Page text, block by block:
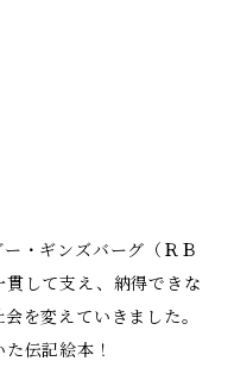
・ギンズバーグ（ＲＢ
して支え、納得できな
を変えていきました。
伝記絵本！